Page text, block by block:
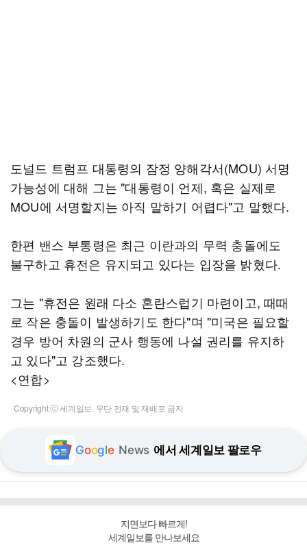
도널드 트럼프 대통령의 잠정 양해각서(MOU) 서명
가능성에 대해 그는 "대통령이 언제, 혹은 실제로
MOU에 서명할지는 아직 말하기 어렵다"고 말했다.
한편 밴스 부통령은 최근 이란과의 무력 충돌에도
불구하고 휴전은 유지되고 있다는 입장을 밝혔다.
그는 "휴전은 원래 다소 혼란스럽기 마련이고, 때때
로 작은 충돌이 발생하기도 한다"며 "미국은 필요할
경우 방어 차원의 군사 행동에 나설 권리를 유지하
고 있다"고 강조했다.
<연합>
Copyright ⓒ 세계일보. 무단 전재 및 재배포 금지
Google News 에서 세계일보 팔로우
지면보다 빠르게!
세계일보를 만나보세요